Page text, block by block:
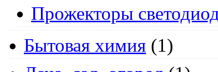
Прожекторы
Бытовая химия (1)